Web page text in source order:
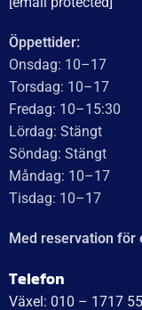
Öppettider:
Onsdag: 10–17
Torsdag: 10–17
Fredag: 10–15:30
Lördag: Stängt
Söndag: Stängt
Måndag: 10–17
Tisdag: 10–17
Med reservation för
Telefon
Växel: 010 – 1717